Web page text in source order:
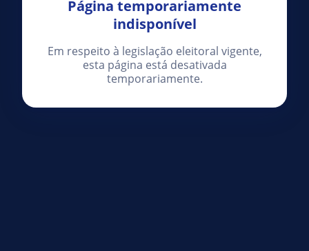
Página temporariamente
indisponível
Em respeito à legislação eleitoral vigente,
esta página está desativada
temporariamente.